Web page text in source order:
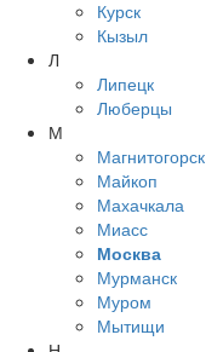
Курск
Кызыл
Л
Липецк
Люберцы
М
Магнитогорск
Майкоп
Махачкала
Миасс
Москва
Мурманск
Муром
Мытищи